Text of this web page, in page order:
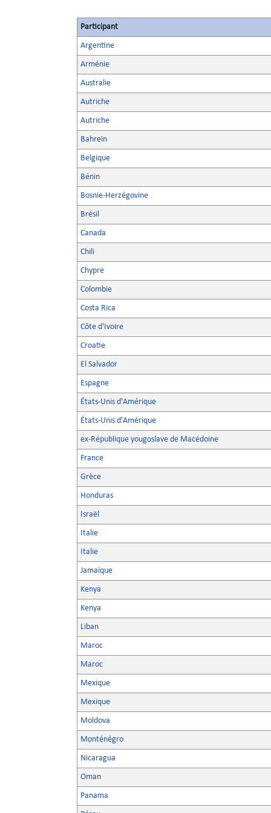
Participant
Argentine
Arménie
Australie
Autriche
Autriche
Bahreïn
Belgique
Bénin
Bosnie-Herzégovine
Brésil
Canada
Chili
Chypre
Colombie
Costa Rica
Côte d'Ivoire
Croatie
El Salvador
Espagne
États-Unis d'Amérique
États-Unis d'Amérique
ex-République yougoslave de Macédoine
France
Grèce
Honduras
Israël
Italie
Italie
Jamaïque
Kenya
Kenya
Liban
Maroc
Maroc
Mexique
Mexique
Moldova
Monténégro
Nicaragua
Oman
Panama